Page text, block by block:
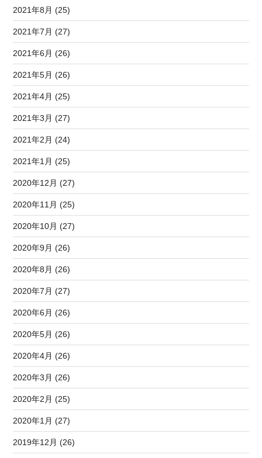
2021年8月 (25)
2021年7月 (27)
2021年6月 (26)
2021年5月 (26)
2021年4月 (25)
2021年3月 (27)
2021年2月 (24)
2021年1月 (25)
2020年12月 (27)
2020年11月 (25)
2020年10月 (27)
2020年9月 (26)
2020年8月 (26)
2020年7月 (27)
2020年6月 (26)
2020年5月 (26)
2020年4月 (26)
2020年3月 (26)
2020年2月 (25)
2020年1月 (27)
2019年12月 (26)